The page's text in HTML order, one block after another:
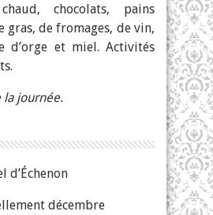
chocolats, pains
gras, de fromages, de vin,
d’orge et miel. Activités
la journée.
d’Échenon
décembre